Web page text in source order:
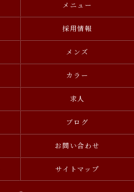
メニュー
採用情報
メンズ
カラー
求人
ブログ
お問い合わせ
サイトマップ